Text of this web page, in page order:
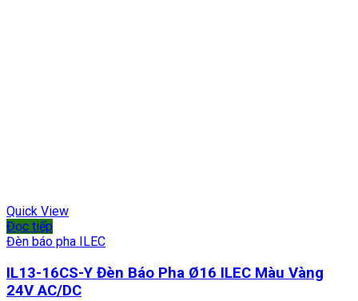
Quick View
Đọc tiếp
Đèn báo pha ILEC
IL13-16CS-Y Đèn Báo Pha Ø16 ILEC Màu Vàng
24V AC/DC